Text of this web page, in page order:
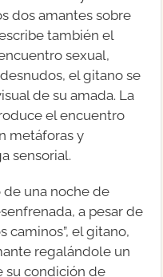
dos amantes sobre
también el
sexual,
el gitano se
de su amada. La
el encuentro
metáforas y
sensorial.
de una noche de
a pesar de
caminos”, el gitano,
regalándole un
su condición de